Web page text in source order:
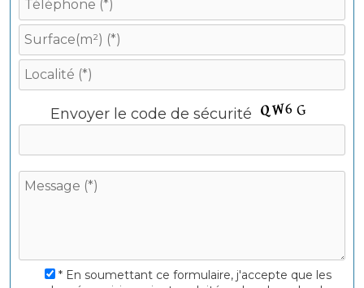
e
i
Envoyer le code de sécurité
* En soumettant ce formulaire, j'accepte que les